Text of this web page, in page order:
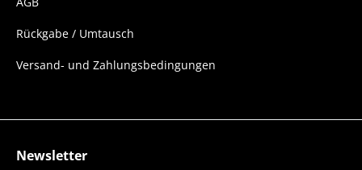
Rückgabe / Umtausch
Versand- und Zahlungsbedingungen
Newsletter